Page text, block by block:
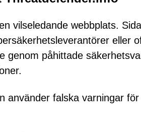
vilseledande webbplats.
eller
genom påhittade
använder falska varningar